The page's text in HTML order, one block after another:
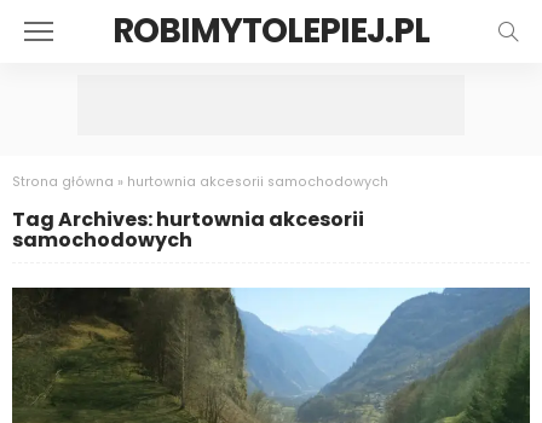
ROBIMYTOLEPIEJ.PL
Strona główna » hurtownia akcesorii samochodowych
Tag Archives: hurtownia akcesorii
samochodowych